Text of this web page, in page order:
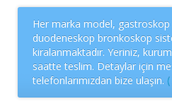
Her marka model,
duodeneskop bronkoskop
kiralanmaktadır. Yeriniz,
saatte teslim. Detaylar için
telefonlarımızdan bize ulaşın.